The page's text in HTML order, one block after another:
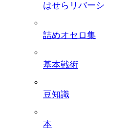
はせらリバーシ
詰めオセロ集
基本戦術
豆知識
本